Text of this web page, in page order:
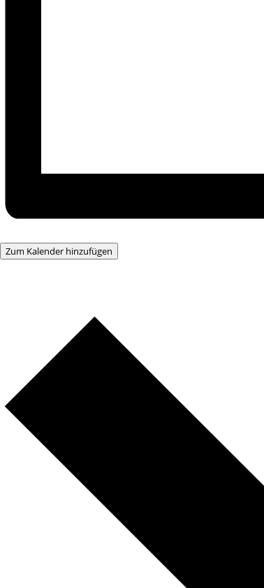
Zum Kalender hinzufügen